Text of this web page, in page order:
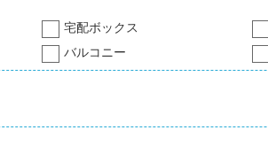
宅配ボックス
バルコニー